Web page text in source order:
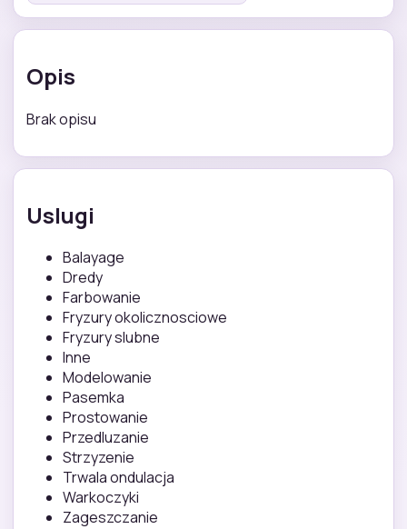
Opis
Brak opisu
Uslugi
Balayage
Dredy
Farbowanie
Fryzury okolicznosciowe
Fryzury slubne
Inne
Modelowanie
Pasemka
Prostowanie
Przedluzanie
Strzyzenie
Trwala ondulacja
Warkoczyki
Zageszczanie